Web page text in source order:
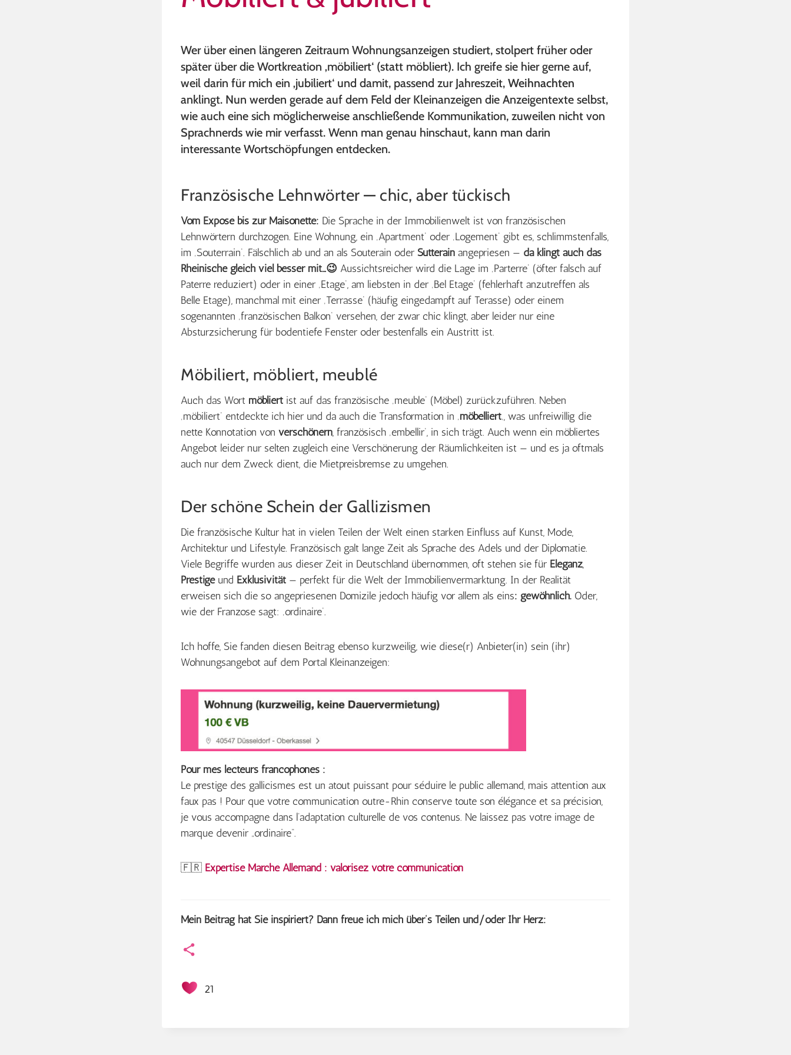
Wer über einen längeren Zeitraum Wohnungsanzeigen studiert, stolpert früher oder
später über die Wortkreation ‚möbiliert‘ (statt möbliert). Ich greife sie hier gerne auf,
weil darin für mich ein ‚jubiliert‘ und damit, passend zur Jahreszeit, Weihnachten
anklingt. Nun werden gerade auf dem Feld der Kleinanzeigen die Anzeigentexte selbst,
wie auch eine sich möglicherweise anschließende Kommunikation, zuweilen nicht von
Sprachnerds wie mir verfasst. Wenn man genau hinschaut, kann man darin
interessante Wortschöpfungen entdecken.
Französische Lehnwörter — chic, aber tückisch
Vom Exposé bis zur Maisonette: Die Sprache in der Immobilienwelt ist von französischen
Lehnwörtern durchzogen. Eine Wohnung, ein ‚Apartment‘ oder ‚Logement‘ gibt es, schlimmstenfalls,
im ‚Souterrain‘. Fälschlich ab und an als Souterain oder Sutterain angepriesen — da klingt auch das
Rheinische gleich viel besser mit…😉 Aussichtsreicher wird die Lage im ‚Parterre‘ (öfter falsch auf
Paterre reduziert) oder in einer ‚Etage‘, am liebsten in der ‚Bel Etage‘ (fehlerhaft anzutreffen als
Belle Etage), manchmal mit einer ‚Terrasse‘ (häufig eingedampft auf Terasse) oder einem
sogenannten ‚französischen Balkon‘ versehen, der zwar chic klingt, aber leider nur eine
Absturzsicherung für bodentiefe Fenster oder bestenfalls ein Austritt ist.
Möbiliert, möbliert, meublé
Auch das Wort möbliert ist auf das französische ‚meuble‘ (Möbel) zurückzuführen. Neben
‚möbiliert‘ entdeckte ich hier und da auch die Transformation in ‚möbelliert‚, was unfreiwillig die
nette Konnotation von verschönern, französisch ‚embellir‘, in sich trägt. Auch wenn ein möbliertes
Angebot leider nur selten zugleich eine Verschönerung der Räumlichkeiten ist — und es ja oftmals
auch nur dem Zweck dient, die Mietpreisbremse zu umgehen.
Der schöne Schein der Gallizismen
Die französische Kultur hat in vielen Teilen der Welt einen starken Einfluss auf Kunst, Mode,
Architektur und Lifestyle. Französisch galt lange Zeit als Sprache des Adels und der Diplomatie.
Viele Begriffe wurden aus dieser Zeit in Deutschland übernommen, oft stehen sie für Eleganz,
Prestigeund Exklusivität — perfekt für die Welt der Immobilienvermarktung. In der Realität
erweisen sich die so angepriesenen Domizile jedoch häufig vor allem als eins: gewöhnlich. Oder,
wie der Franzose sagt: ‚ordinaire‘.
Ich hoffe, Sie fanden diesen Beitrag ebenso kurzweilig, wie diese(r) Anbieter(in) sein (ihr)
Wohnungsangebot auf dem Portal Kleinanzeigen:
Pour mes lecteurs francophones :
Le prestige des gallicismes est un atout puissant pour séduire le public allemand, mais attention aux
faux pas ! Pour que votre communication outre-Rhin conserve toute son élégance et sa précision,
je vous accompagne dans l’adaptation culturelle de vos contenus. Ne laissez pas votre image de
marque devenir „ordinaire“.
🇫🇷 Expertise Marché Allemand : valorisez votre communication
Mein Beitrag hat Sie inspiriert? Dann freue ich mich über’s Teilen und/oder Ihr Herz:
21